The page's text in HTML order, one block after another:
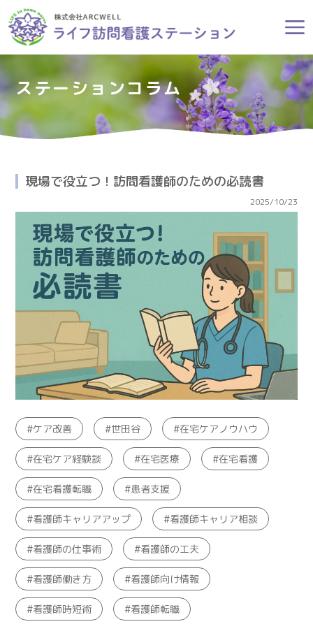
ステーションコラム
現場で役立つ！訪問看護師のための必読書
2025/10/23
ケア改善 世田谷 在宅ケアノウハウ
在宅ケア経験談 在宅医療 在宅看護
在宅看護転職 患者支援
看護師キャリアアップ 看護師キャリア相談
看護師の仕事術 看護師の工夫
看護師働き方 看護師向け情報
看護師時短術 看護師転職